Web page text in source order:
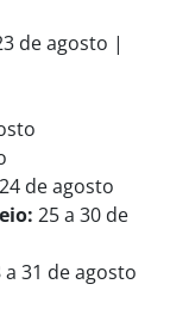
de agosto |
de agosto
25 a 30 de
a 31 de agosto